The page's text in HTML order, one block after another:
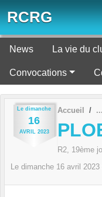
RCRG
News La vie du
Convocations
Le dimanche
16
AVRIL 2023
Accueil
R2, 19ème
Le dimanche 16 avril 2023